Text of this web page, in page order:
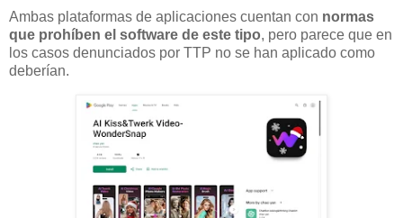
Ambas plataformas de aplicaciones cuentan con normas
que prohíben el software de este tipo, pero parece que en
los casos denunciados por TTP no se han aplicado como
deberían.